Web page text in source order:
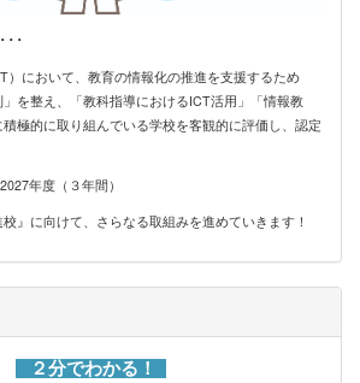
･･
）において、教育の情報化の推進を支援するため
を整え、「教科指導におけるICT活用」「情報教
極的に取り組んでいる学校を客観的に評価し、認定
年度（３年間）
』に向けて、さらなる取組みを進めていきます！
２分でわかる！